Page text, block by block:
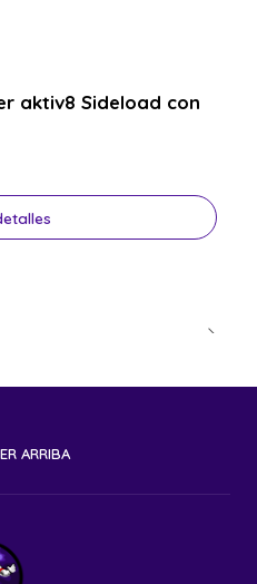
aktiv8 Sideload con
ARRIBA